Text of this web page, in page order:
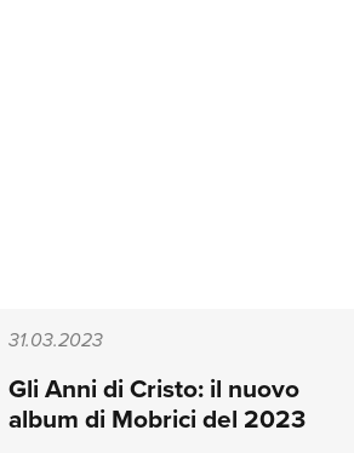
31.03.2023
Gli Anni di Cristo: il nuovo
album di Mobrici del 2023